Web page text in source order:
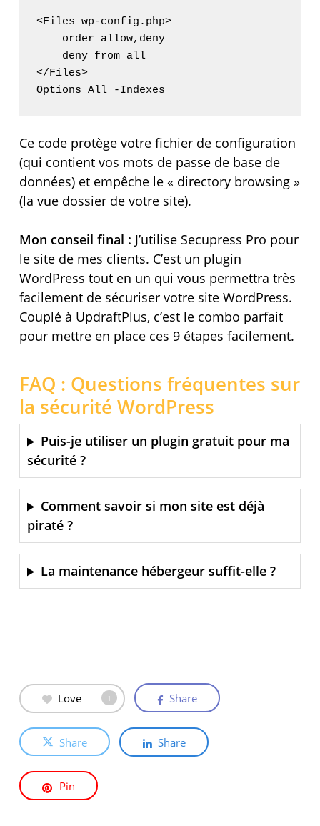
<Files wp-config.php>
    order allow,deny
    deny from all
</Files>
Ce code protège votre fichier de configuration
(qui contient vos mots de passe de base de
données) et empêche le « directory browsing »
(la vue dossier de votre site).
Mon conseil final : J’utilise Secupress Pro pour
le site de mes clients. C’est un plugin
WordPress tout en un qui vous permettra très
facilement de sécuriser votre site WordPress.
Couplé à UpdraftPlus, c’est le combo parfait
pour mettre en place ces 9 étapes facilement.
FAQ : Questions fréquentes sur
la sécurité WordPress
Puis-je utiliser un plugin gratuit pour ma
sécurité ?
Comment savoir si mon site est déjà
piraté ?
La maintenance hébergeur suffit-elle ?
Love 1 Share
Share Share
Pin